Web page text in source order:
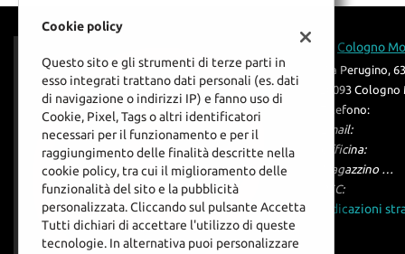
Cologno
Via Perugino,
20093
Telefono:
Email:
Officina:
Magazzino Ricambi:
PEC:
Indicazioni
Cookie policy
Questo sito e gli strumenti di terze parti in
esso integrati trattano dati personali (es. dati
di navigazione o indirizzi IP) e fanno uso di
Cookie, Pixel, Tags o altri identificatori
necessari per il funzionamento e per il
raggiungimento delle finalità descritte nella
cookie policy, tra cui il miglioramento delle
funzionalità del sito e la pubblicità
personalizzata. Cliccando sul pulsante Accetta
Tutti dichiari di accettare l'utilizzo di queste
tecnologie. In alternativa puoi personalizzare